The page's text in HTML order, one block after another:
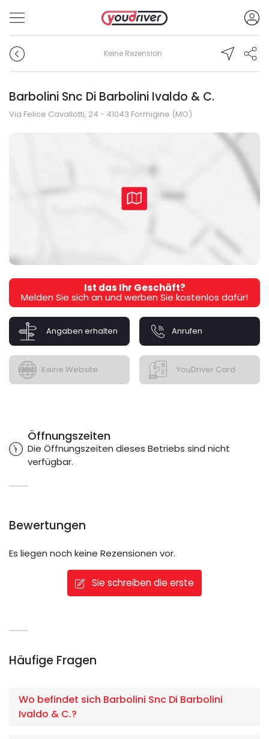
Keine Rezension
Barbolini Snc Di Barbolini Ivaldo & C.
Via Felice Cavallotti, 24 - 41043 Formigine (MO)
Ist das Ihr Geschäft?
Melden Sie sich an und werben Sie kostenlos dafür!
Angaben erhalten Anrufen
Keine Website YouDriver Card
Öffnungszeiten
Die Öffnungszeiten dieses Betriebs sind nicht
verfügbar.
Bewertungen
Es liegen noch keine Rezensionen vor.
Sie schreiben die erste
Häufige Fragen
Wo befindet sich Barbolini Snc Di Barbolini
Ivaldo & C.?